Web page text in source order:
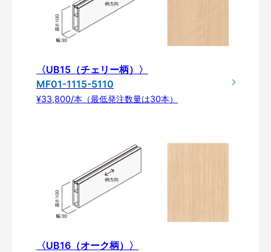
〈UB15（チェリー柄）〉
MF01-1115-5110
¥33,800/本（最低発注数量は30本）
〈UB16（オーク柄）〉